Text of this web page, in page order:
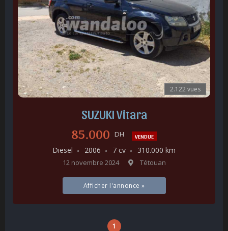
2.122 vues
SUZUKI Vitara
85.000 DH VENDUE
Diesel 2006 7 cv 310.000 km
12 novembre 2024 Tétouan
Afficher l'annonce »
1